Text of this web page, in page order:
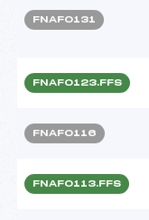
FNAF0131
FNAF0123.FFS
FNAF0116
FNAF0113.FFS